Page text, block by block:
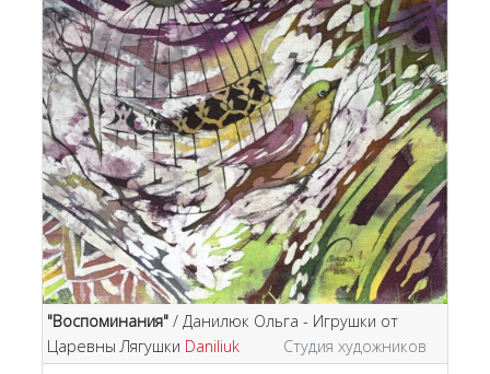
"Воспоминания" / Данилюк Ольга - Игрушки от
Царевны Лягушки Daniliuk
Студия художников